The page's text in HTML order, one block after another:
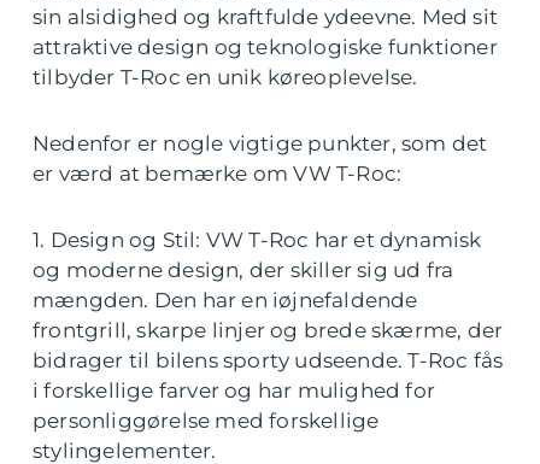
sin alsidighed og kraftfulde ydeevne. Med sit
attraktive design og teknologiske funktioner
tilbyder T-Roc en unik køreoplevelse.
Nedenfor er nogle vigtige punkter, som det
er værd at bemærke om VW T-Roc:
1. Design og Stil: VW T-Roc har et dynamisk
og moderne design, der skiller sig ud fra
mængden. Den har en iøjnefaldende
frontgrill, skarpe linjer og brede skærme, der
bidrager til bilens sporty udseende. T-Roc fås
i forskellige farver og har mulighed for
personliggørelse med forskellige
stylingelementer.